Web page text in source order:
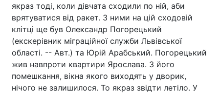
якраз тоді, коли дівчата сходили по ній, аби
врятуватися від ракет. З ними на цій сходовій
клітці ще був Олександр Погорецький
(екскерівник міграційної служби Львівської
області. -- Авт.) та Юрій Арабський. Погорецький
жив навпроти квартири Ярослава. З його
помешкання, вікна якого виходять у дворик,
нічого не залишилося. То якраз звідти летіло. У